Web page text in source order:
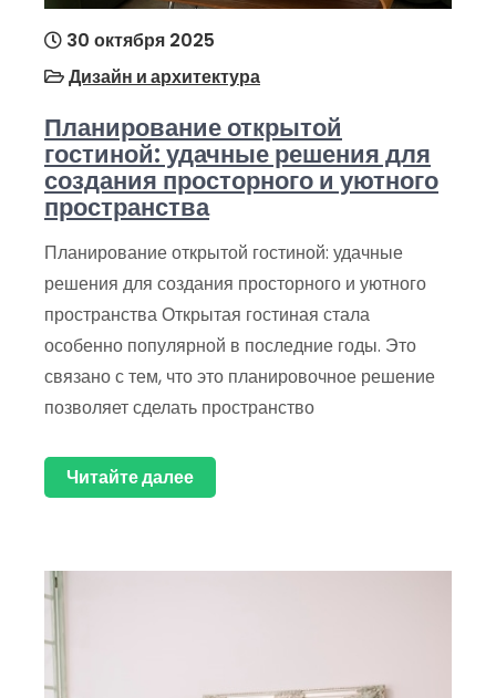
30 октября 2025
Дизайн и архитектура
Планирование открытой
гостиной: удачные решения для
создания просторного и уютного
пространства
Планирование открытой гостиной: удачные
решения для создания просторного и уютного
пространства Открытая гостиная стала
особенно популярной в последние годы. Это
связано с тем, что это планировочное решение
позволяет сделать пространство
Читайте далее